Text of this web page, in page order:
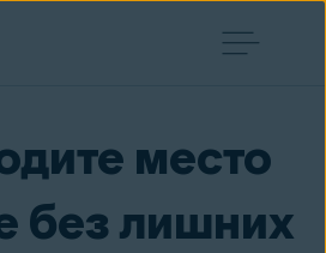
место
без лишних